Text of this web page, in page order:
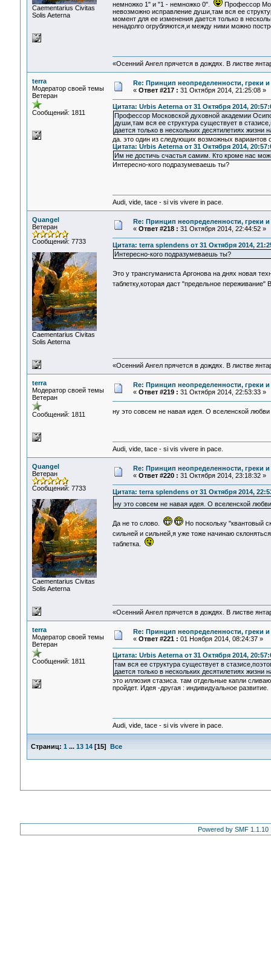
Сaementarius Civitas
Solis Aeterna
немножко 1" и "1 - немножко 0".
Профессор
невозможно исправление души,там вся ее
момент для ее изменения дается только в
ненадолго огрубляются,и между ними можно
«Осенний Ангел прячется в дождях. В листве
terra
Модератор своей темы
Ветеран
Сообщений: 1811
Re: Принцип неопределенности, греки
« Ответ #217 : 31 Октября 2014, 21:25:08 »
Цитата: Urbis Aeterna от 31 Октября 2014,
Профессор Московской духовной академии
души,там вся ее структура существует в
дается только в нескольких десятилетиях жизни
да. это один из следующих возможных вариантов
Цитата: Urbis Aeterna от 31 Октября 2014,
Им не достичь счастья самим. Кто кроме нас
Интересно-кого подразумеваешь ты?
Audi, vide, tace - si vis vivere in pace.
Quangel
Ветеран
Сообщений: 7733
Сaementarius Civitas
Solis Aeterna
Re: Принцип неопределенности, греки
« Ответ #218 : 31 Октября 2014, 22:44:52 »
Цитата: terra splendens от 31 Октября 2014,
Интересно-кого подразумеваешь ты?
Это у трансгуманиста Аргонова на днях новая
таблетку,которая даст "предельное
«Осенний Ангел прячется в дождях. В листве
terra
Модератор своей темы
Ветеран
Сообщений: 1811
Re: Принцип неопределенности, греки
« Ответ #219 : 31 Октября 2014, 22:53:33 »
ну это совсем не навая идея. О вселенской любви
Audi, vide, tace - si vis vivere in pace.
Quangel
Ветеран
Сообщений: 7733
Сaementarius Civitas
Solis Aeterna
Re: Принцип неопределенности, греки
« Ответ #220 : 31 Октября 2014, 23:18:32 »
Цитата: terra splendens от 31 Октября 2014,
ну это совсем не навая идея. О вселенской
Да не то слово.
Но поскольку "квантовый
сильней и сильней,я уже тоже начинаю
таблетка.
«Осенний Ангел прячется в дождях. В листве
terra
Модератор своей темы
Ветеран
Сообщений: 1811
Re: Принцип неопределенности, греки
« Ответ #221 : 01 Ноября 2014, 08:24:37 »
Цитата: Urbis Aeterna от 31 Октября 2014,
там вся ее структура существует в
дается только в нескольких десятилетиях жизни
это иллюзия стазиса. там отдельные капли
пройдет. Идея -другая : индивидуальное развитие.
Audi, vide, tace - si vis vivere in pace.
Страниц: 1 ... 13 14[15] Все
Powered by SMF 1.1.10